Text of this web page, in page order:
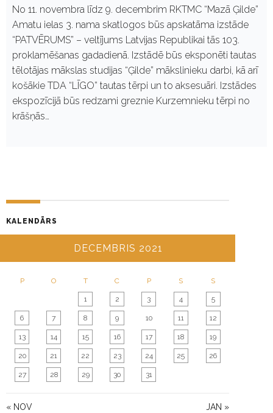
2
No 11. novembra līdz 9. decembrim RKTMC “Mazā Ģilde”
Amatu ielas 3. nama skatlogos būs apskatāma izstāde
“PATVĒRUMS” – veltījums Latvijas Republikai tās 103.
proklamēšanas gadadienā. Izstādē būs eksponēti tautas
tēlotājas mākslas studijas “Ģilde” mākslinieku darbi, kā arī
košākie TDA “LĪGO” tautas tērpi un to aksesuāri. Izstādes
ekspozīcijā būs redzami greznie Kurzemnieku tērpi no
krāšņās…
KALENDĀRS
DECEMBRIS 2021
P O T C P S S
« NOV JAN »
1 2 3 4 5
6 7 8 9 10 11 12
13 14 15 16 17 18 19
20 21 22 23 24 25 26
27 28 29 30 31